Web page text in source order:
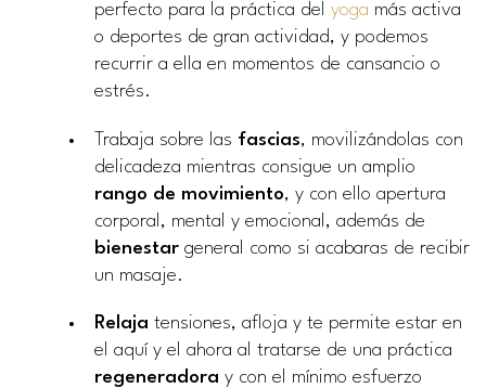
perfecto para la práctica del yoga más activa
o deportes de gran actividad, y podemos
recurrir a ella en momentos de cansancio o
estrés.
Trabaja sobre las fascias, movilizándolas con
delicadeza mientras consigue un amplio
rango de movimiento, y con ello apertura
corporal, mental y emocional, además de
bienestar general como si acabaras de recibir
un masaje.
Relaja tensiones, afloja y te permite estar en
el aquí y el ahora al tratarse de una práctica
regeneradora y con el mínimo esfuerzo